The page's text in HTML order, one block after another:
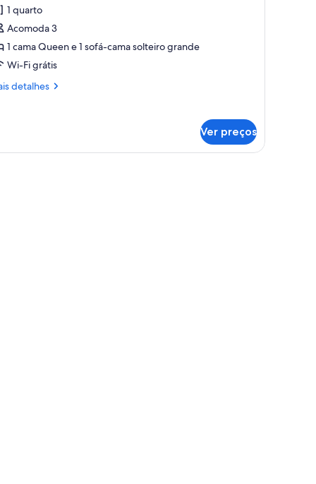
1 quarto
Acomoda 3
1 cama Queen e 1 sofá-cama solteiro grande
Wi-Fi grátis
detalhes
Ver preços